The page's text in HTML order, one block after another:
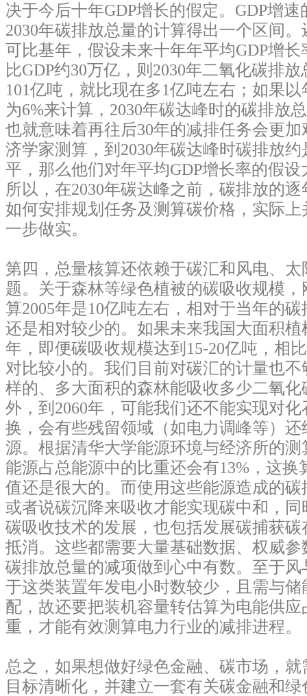
决于今后十年GDP增长的假定。GDP增
2030年碳排放总量的计算得出一个区间。
可比基年，假设未来十年年平均GDP增长
比GDP约30万亿，则2030年二氧化碳排
101亿吨，就比现在多1亿吨左右；如果
为6%来计算，2030年碳达峰时的碳排放
也就意味着再往后30年的减排任务会更
济学家测算，到2030年碳达峰时碳排放约
平，那么他们对年平均GDP增长率的假设
所以，在2030年碳达峰之前，碳排放的
如何安排规划任务及测算碳价格，实际
一步做实。
第四，总量核算还依赖于碳汇和风电、
题。关于森林等绿色植被的碳吸收规模
算2005年是10亿吨左右，相对于当年的
还是相对较少的。如果未来我国大面积植
年，即便碳吸收规模达到15-20亿吨，相
对比较小的。我们目前对碳汇的计量也
样的、多大面积的森林能吸收多少二氧
外，到2060年，可能我们还不能实现对
换，会有些残留领域（如电力调峰等）
源。根据清华大学能源环境与经济所的测
能源占总能源中的比重还会有13%，这换
值还是很大的。而使用这些能源造成的
或者说碳沉降来吸收才能实现碳中和，
碳吸收技术的发展，也包括发展碳捕获碳
抵消。这些都需要大量基础数据、权威
碳排放总量的减项做到心中有数。至于
于这类装置年发电小时数较少，且需与
配，故还要把装机容量转估算为电能供
重，才能有效测算电力行业的减排进程。
总之，如果想做好绿色金融、碳市场，
目标清晰化，并建立一套有关碳金融和